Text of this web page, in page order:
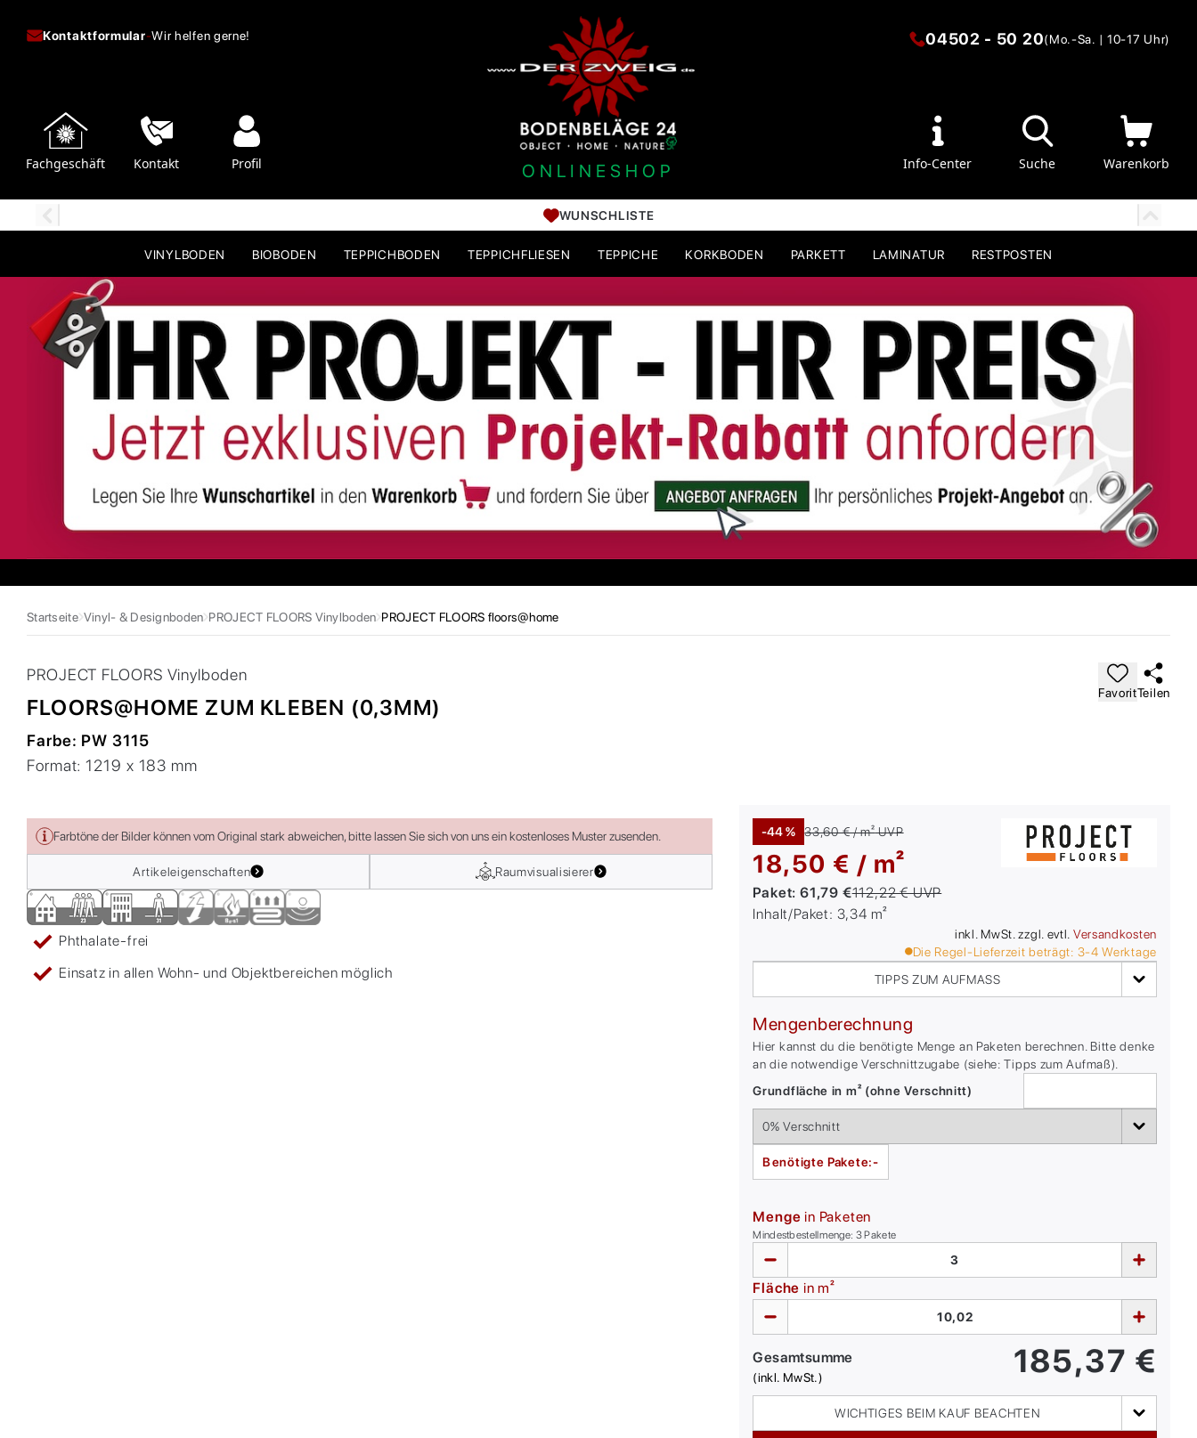
Kontaktformular-Wir helfen gerne!
Fachgeschäft Kontakt Profil ONLINESHOP
04502 - 50 20(Mo.-Sa. | 10-17 Uhr)
Info-Center Suche Warenkorb
WUNSCHLISTE
VINYLBODEN BIOBODEN TEPPICHBODEN TEPPICHFLIESEN TEPPICHE KORKBODEN PARKETT LAMINATUR RESTPOSTEN
Startseite Vinyl- & Designboden PROJECT FLOORS Vinylboden PROJECT FLOORS floors@home
PROJECT FLOORS Vinylboden
FLOORS@HOME ZUM KLEBEN (0,3MM)
Farbe: PW 3115
Format:1219 x 183 mm
FavoritTeilen
Farbtöne der Bilder können vom Original stark abweichen, bitte lassen Sie sich von uns ein kostenloses Muster zusenden.
Artikeleigenschaften Raumvisualisierer
Phthalate-frei
Einsatz in allen Wohn- und Objektbereichen möglich
-44 % 33,60 € / m²UVP
18,50 € / m²
Paket: 61,79 €112,22 €UVP
Inhalt/Paket: 3,34 m²
inkl. MwSt. zzgl. evtl. Versandkosten
Die Regel-Lieferzeit beträgt: 3-4 Werktage
TIPPS ZUM AUFMASS
Mengenberechnung
Hier kannst du die benötigte Menge an Paketen berechnen. Bitte denke
an die notwendige Verschnittzugabe (siehe: Tipps zum Aufmaß).
Grundfläche in m² (ohne Verschnitt)
Benötigte Pakete:-
Menge in Paketen
Mindestbestellmenge: 3Pakete
Fläche in m²
Gesamtsumme
(inkl. MwSt.) 185,37 €
WICHTIGES BEIM KAUF BEACHTEN